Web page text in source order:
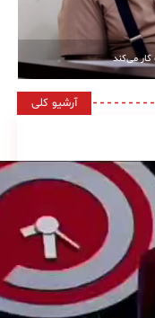
می‌کند
آرشیو کلی